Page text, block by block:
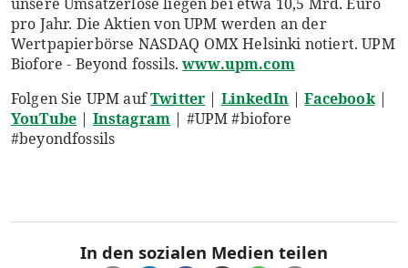
pro Jahr. Die Aktien von UPM werden an der
Wertpapierbörse NASDAQ OMX Helsinki notiert. UPM
Biofore - Beyond fossils.www.upm.com
Folgen Sie UPM aufTwitter | LinkedIn|Facebook|
YouTube | Instagram | #UPM #biofore
#beyondfossils
In den sozialen Medien teilen